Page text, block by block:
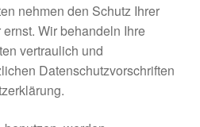
nehmen den Schutz Ihrer
Wir behandeln Ihre
vertraulich und
Datenschutzvorschriften